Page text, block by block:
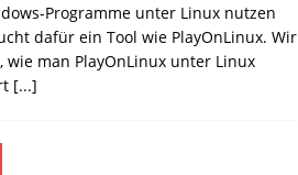
Programme unter Linux nutzen
dafür ein Tool wie PlayOnLinux. Wir
wie man PlayOnLinux unter Linux
[...]